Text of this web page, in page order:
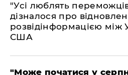
"Усі люблять
дізналося про
розвідінформацією між
США
"Може початися у